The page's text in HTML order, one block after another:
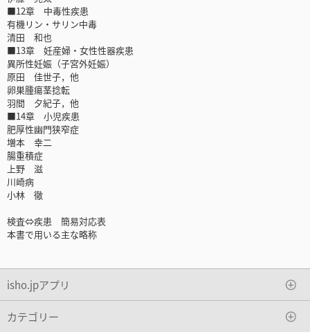
■12章 中毒性疾患
有機リン・サリン中毒
清田 和也
■13章 妊産婦・女性性器疾患
異所性妊娠（子宮外妊娠）
原田 佳世子，他
卵巣腫瘍茎捻転
羽間 夕紀子，他
■14章 小児疾患
肥厚性幽門狭窄症
増本 幸二
腸重積症
上野 滋
川崎病
小林 徹
検査⇔疾患 簡易対応表
本書で用いる主な略称
isho.jpアプリ
カテゴリー